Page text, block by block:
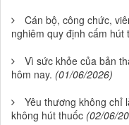
Cán bộ, công chức,
nghiêm quy định cấm hút
Vì sức khỏe của bản
hôm nay. (01/06/2026)
Yêu thương không chỉ
không hút thuốc (02/06/